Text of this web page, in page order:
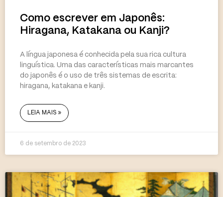
Como escrever em Japonês:
Hiragana, Katakana ou Kanji?
A língua japonesa é conhecida pela sua rica cultura
linguística. Uma das características mais marcantes
do japonês é o uso de três sistemas de escrita:
hiragana, katakana e kanji.
LEIA MAIS »
6 de setembro de 2023